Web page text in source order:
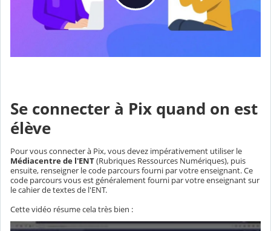
Se connecter à Pix quand on est
élève
Pour vous connecter à Pix, vous devez impérativement utiliser le
Médiacentre de l'ENT(Rubriques Ressources Numériques), puis
ensuite, renseigner le code parcours fourni par votre enseignant. Ce
code parcours vous est généralement fourni par votre enseignant sur
le cahier de textes de l'ENT.
Cette vidéo résume cela très bien :